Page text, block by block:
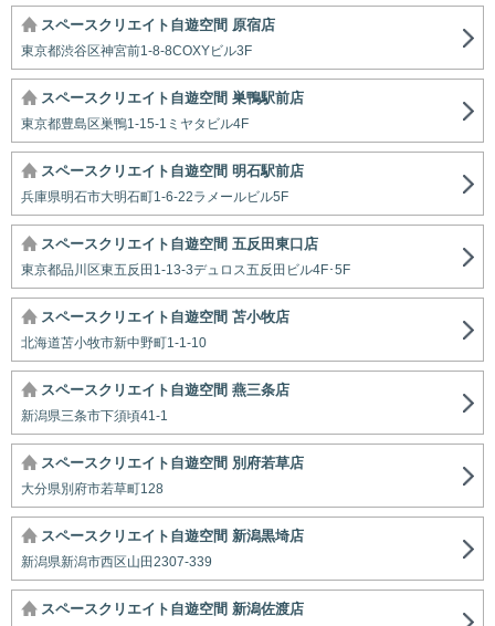
スペースクリエイト自遊空間 原宿店
東京都渋谷区神宮前1-8-8COXYビル3F
スペースクリエイト自遊空間 巣鴨駅前店
東京都豊島区巣鴨1-15-1ミヤタビル4F
スペースクリエイト自遊空間 明石駅前店
兵庫県明石市大明石町1-6-22ラメールビル5F
スペースクリエイト自遊空間 五反田東口店
東京都品川区東五反田1-13-3デュロス五反田ビル4F･5F
スペースクリエイト自遊空間 苫小牧店
北海道苫小牧市新中野町1-1-10
スペースクリエイト自遊空間 燕三条店
新潟県三条市下須頃41-1
スペースクリエイト自遊空間 別府若草店
大分県別府市若草町128
スペースクリエイト自遊空間 新潟黒埼店
新潟県新潟市西区山田2307-339
スペースクリエイト自遊空間 新潟佐渡店